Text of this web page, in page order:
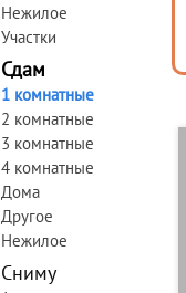
Нежилое
Участки
Сдам
1 комнатные
2 комнатные
3 комнатные
4 комнатные
Дома
Другое
Нежилое
Сниму